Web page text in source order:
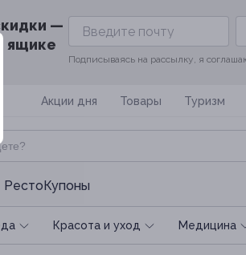
—
ящике
Подписываясь на рассылку, я
Акции дня Товары Туризм
РестоКупоны
Красота и уход Медицина